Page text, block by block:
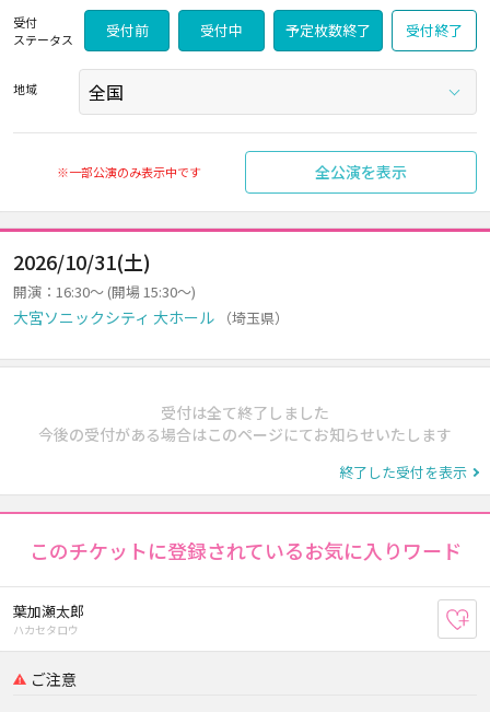
受付
ステータス
受付前 受付中 予定枚数終了 受付終了
地域
※一部公演のみ表示中です 全公演を表示
2026/10/31(土)
開演：16:30～ (開場 15:30～)
大宮ソニックシティ 大ホール （埼玉県）
受付は全て終了しました
今後の受付がある場合はこのページにてお知らせいたします
終了した受付を表示
このチケットに登録されているお気に入りワード
葉加瀬太郎
ハカセタロウ
ご注意